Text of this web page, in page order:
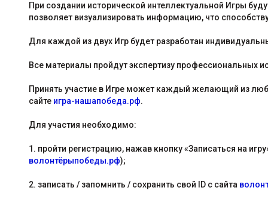
При создании исторической интеллектуальной Игры
позволяет визуализировать информацию, что
Для каждой из двух Игр будет разработан
Все материалы пройдут экспертизу профессиональных
Принять участие в Игре может каждый желающий из
сайте игра-нашапобеда.рф.
Для участия необходимо:
1. пройти регистрацию, нажав кнопку «Записаться на
волонтёрыпобеды.рф);
2. записать / запомнить / сохранить свой ID с сайта